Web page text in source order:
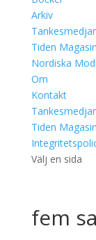
Arkiv
Tiden Magasin
Nordiska
Om
Kontakt
Tiden Magasin
Välj en sida
fem